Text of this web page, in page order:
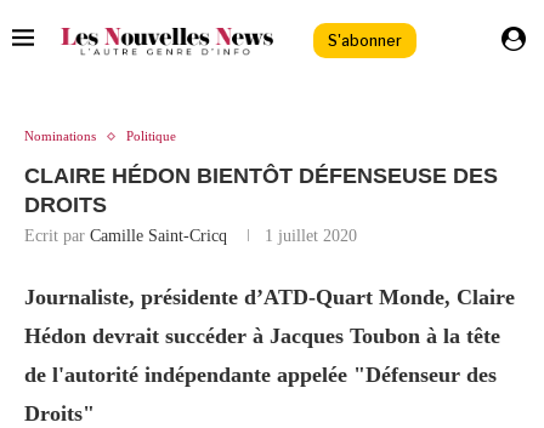
S'abonner
Nominations Politique
CLAIRE HÉDON BIENTÔT DÉFENSEUSE DES
DROITS
Ecrit par Camille Saint-Cricq 1 juillet 2020
Journaliste, présidente d’ATD-Quart Monde, Claire
Hédon devrait succéder à Jacques Toubon à la tête
de l'autorité indépendante appelée "Défenseur des
Droits"